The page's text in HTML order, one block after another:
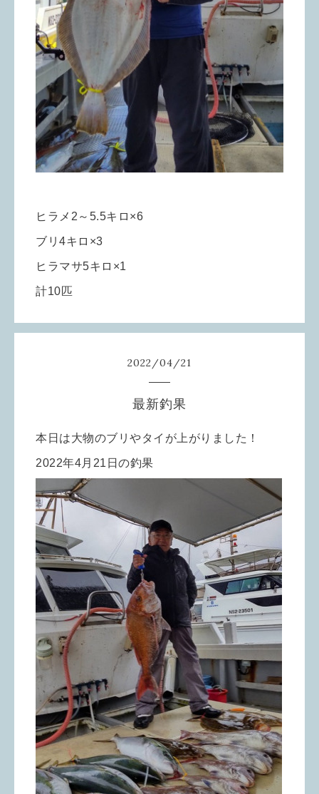
ヒラメ2～5.5キロ×6
ブリ4キロ×3
ヒラマサ5キロ×1
計10匹
2022/04/21
最新釣果
本日は大物のブリやタイが上がりました！
2022年4月21日の釣果